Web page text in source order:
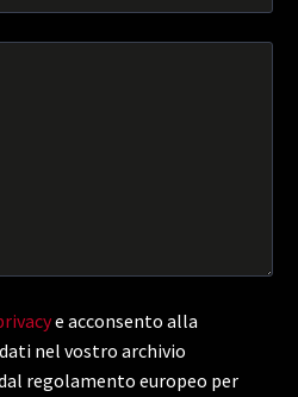
e acconsento alla
nel vostro archivio
regolamento europeo per